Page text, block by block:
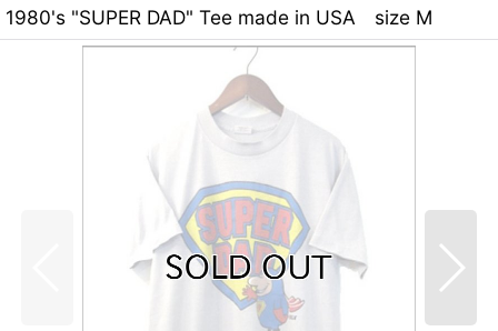
1980's "SUPER DAD" Tee made in USA size M